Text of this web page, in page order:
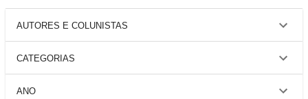
AUTORES E COLUNISTAS
CATEGORIAS
ANO